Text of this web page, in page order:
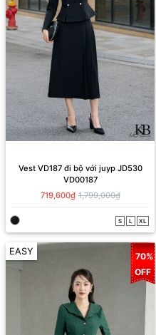
Vest VD187 đi bộ với juyp JD530
VD00187
719,600₫ 1,799,000₫
S L XL
EASY
70%
OFF